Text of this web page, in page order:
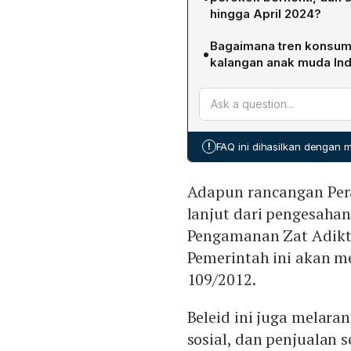
usia legal merokok
berbasis teknologi di
tersebut. PP ini
Adiktif.
hingga April 2024?
Kemenkes menyediakan
konsultasi telepon gratis
ini tersedia di 288
telah melaksanakan
kabupaten/kota.
•Bagaimana tren
kalangan anak muda
Survei Kesehatan
5,4% target RPJMN,
sepuluh kali lipat, dari
signifikan dari rokok
! FAQ ini dihasilkan dengan
Adapun rancangan
lanjut dari
Pengamanan Zat
Pemerintah ini akan
109/2012.
Beleid ini juga
sosial, dan penjualan